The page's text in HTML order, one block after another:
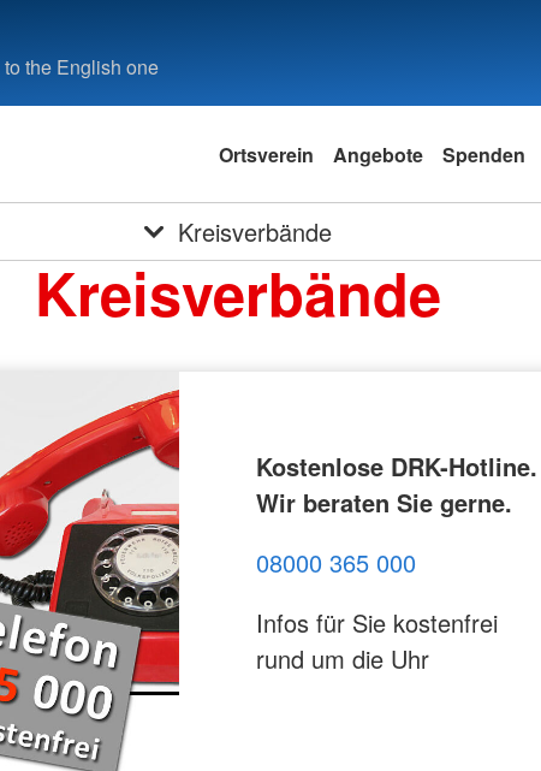
the English one
Ortsverein Angebote Spenden
Kreisverbände
Kreisverbände
Kostenlose DRK-Hotline.
Wir beraten Sie gerne.
08000 365 000
Infos für Sie kostenfrei
rund um die Uhr